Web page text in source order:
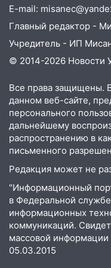
13:01 В
выбросил из
гранату: его
12:34 На
и шквал до 27
12:31
из Европы и
12:20 В
столкнулись
пострадал 14-
12:00 Где есть
августа:
11:50 Заснул
случайно
приговор
E-mail:
Главный редактор -
Учредитель - ИП
© 2014-2026 Новости
Все права защищены.
данном веб-сайте,
персонального
дальнейшему
распространению в
письменного
Редакция может не
"Информационный
в Федеральной
информационных
коммуникаций.
массовой
05.03.2015